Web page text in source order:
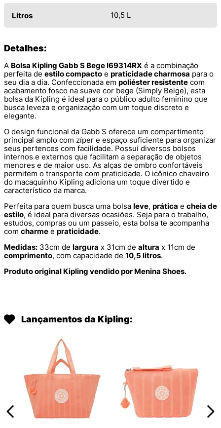
Litros 10,5 L
Detalhes:
A Bolsa Kipling Gabb S Bege I69314RX é a combinação
perfeita de estilo compacto e praticidade charmosa para o
seu dia a dia. Confeccionada em poliéster resistente com
acabamento fosco na suave cor bege (Simply Beige), esta
bolsa da Kipling é ideal para o público adulto feminino que
busca leveza e organização com um toque discreto e
elegante.
O design funcional da Gabb S oferece um compartimento
principal amplo com zíper e espaço suficiente para organizar
seus pertences com facilidade. Possui diversos bolsos
internos e externos que facilitam a separação de objetos
menores e de maior uso. As alças de ombro confortáveis
permitem o transporte com praticidade. O icônico chaveiro
do macaquinho Kipling adiciona um toque divertido e
característico da marca.
Perfeita para quem busca uma bolsa leve, prática e cheia de
estilo, é ideal para diversas ocasiões. Seja para o trabalho,
estudos, compras ou um passeio, esta bolsa te acompanha
com charme e praticidade.
Medidas: 33cm de largura x 31cm de altura x 11cm de
comprimento, com capacidade de 10,5 litros.
Produto original Kipling vendido por Menina Shoes.
Lançamentos da Kipling: